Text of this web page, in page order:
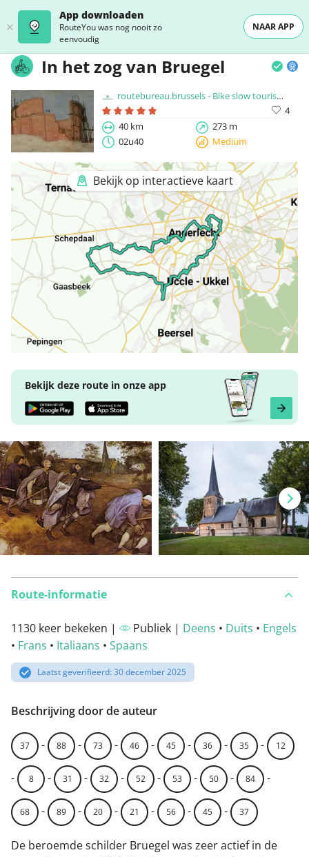
App downloaden
RouteYou was nog nooit zo
eenvoudig
NAAR APP
In het zog van Bruegel
routebureau.brussels - Bike slow tourism connector
4
40 km
273 m
02u40
Medium
Bekijk op interactieve kaart
Bekijk deze route in onze app
Route-informatie
1130 keer bekeken | Publiek | Deens • Duits • Engels
• Frans • Italiaans • Spaans
Laatst geverifieerd: 30 december 2025
Beschrijving door de auteur
37 - 88 - 73 - 46 - 45 - 36 - 35 - 12
- 8 - 31 - 32 - 52 - 53 - 50 - 84 -
68 - 89 - 20 - 21 - 56 - 45 - 37
De beroemde schilder Bruegel was zeer actief in de